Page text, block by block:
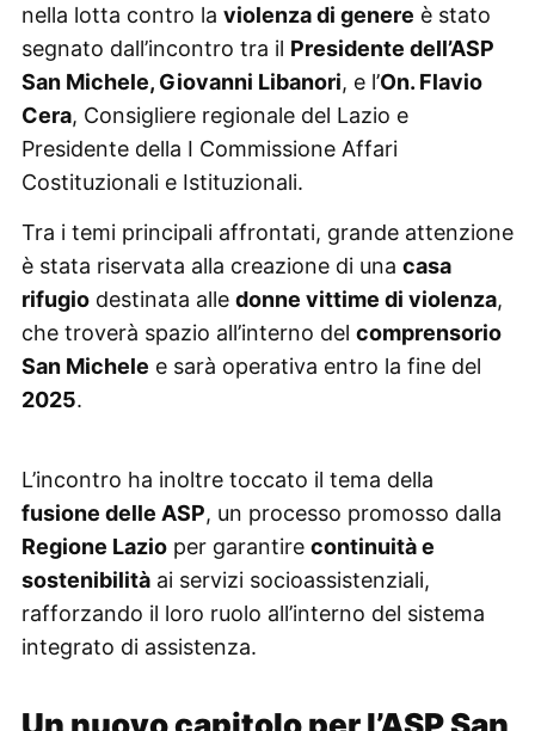
nella lotta contro la violenza di genere è stato
segnato dall’incontro tra il Presidente dell’ASP
San Michele, Giovanni Libanori, e l’On. Flavio
Cera, Consigliere regionale del Lazio e
Presidente della I Commissione Affari
Costituzionali e Istituzionali.
Tra i temi principali affrontati, grande attenzione
è stata riservata alla creazione di una casa
rifugiodestinata alle donne vittime di violenza,
che troverà spazio all’interno del comprensorio
San Michele e sarà operativa entro la fine del
2025.
L’incontro ha inoltre toccato il tema della
fusione delle ASP, un processo promosso dalla
Regione Lazioper garantire continuità e
sostenibilitàai servizi socioassistenziali,
rafforzando il loro ruolo all’interno del sistema
integrato di assistenza.